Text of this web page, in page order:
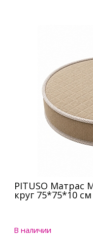
PITUSO Матрас
круг 75*75*10 см
В наличии